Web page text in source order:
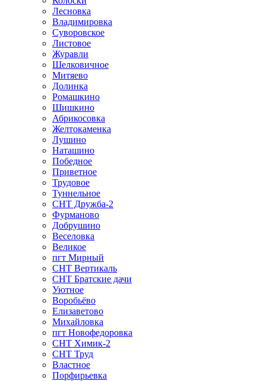
Лесновка
Владимировка
Суворовское
Листовое
Журавли
Шелковичное
Митяево
Долинка
Ромашкино
Шишкино
Абрикосовка
Желтокаменка
Лушино
Наташино
Победное
Приветное
Трудовое
Туннельное
СНТ Дружба-2
Фурманово
Добрушино
Веселовка
Великое
пгт Мирный
СНТ Вертикаль
СНТ Братские дачи
Уютное
Воробьёво
Елизаветово
Михайловка
пгт Новофедоровка
СНТ Химик-2
СНТ Труд
Властное
Порфирьевка